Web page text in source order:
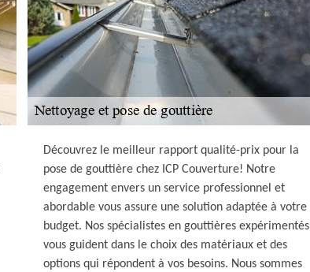
Découvrez le meilleur rapport qualité-prix pour la
pose de gouttière chez ICP Couverture! Notre
engagement envers un service professionnel et
abordable vous assure une solution adaptée à votre
budget. Nos spécialistes en gouttières expérimentés
vous guident dans le choix des matériaux et des
options qui répondent à vos besoins. Nous sommes